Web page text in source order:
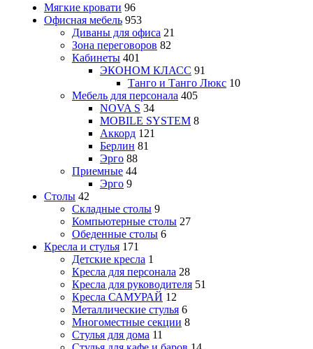
Мягкие кровати 96
Офисная мебель 953
Диваны для офиса 21
Зона переговоров 82
Кабинеты 401
ЭКОНОМ КЛАСС 91
Танго и Танго Люкс 10
Мебель для персонала 405
NOVA S 34
MOBILE SYSTEM 8
Аккорд 121
Берлин 81
Эрго 88
Приемные 44
Эрго 9
Столы 42
Складные столы 9
Компьютерные столы 27
Обеденные столы 6
Кресла и стулья 171
Детские кресла 1
Кресла для персонала 28
Кресла для руководителя 51
Кресла САМУРАЙ 12
Металлические стулья 6
Многоместные секции 8
Стулья для дома 11